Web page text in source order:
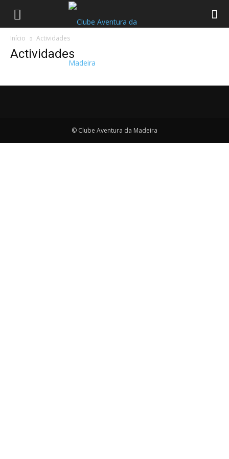
Início Actividades
Actividades
© Clube Aventura da Madeira